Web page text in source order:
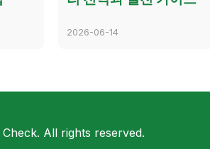
2026-06-14
All rights reserved.